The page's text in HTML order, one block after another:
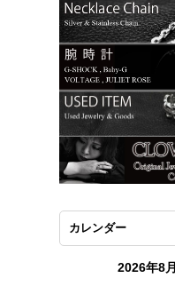
カレンダー
2026年8月